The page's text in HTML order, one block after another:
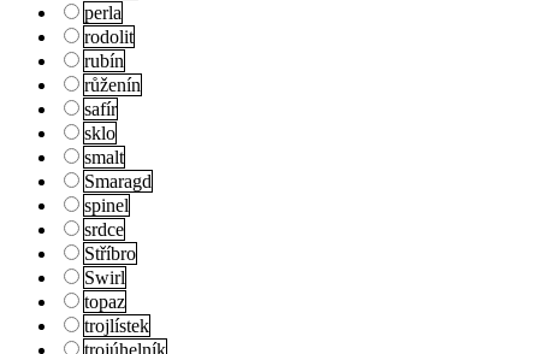
perla
rodolit
rubín
růženín
safír
sklo
smalt
Smaragd
spinel
srdce
Stříbro
Swirl
topaz
trojlístek
trojúhelník